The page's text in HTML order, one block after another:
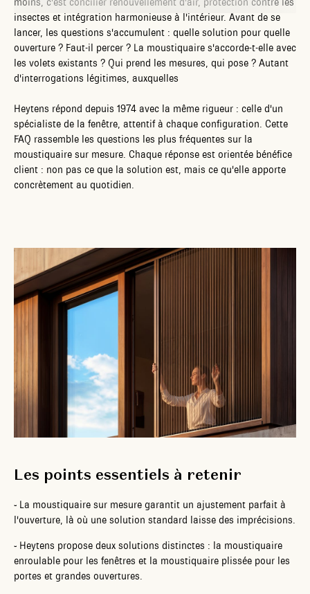
insectes et intégration harmonieuse à l'intérieur. Avant de se
lancer, les questions s'accumulent : quelle solution pour quelle
ouverture ? Faut-il percer ? La moustiquaire s'accorde-t-elle avec
les volets existants ? Qui prend les mesures, qui pose ? Autant
d'interrogations légitimes, auxquelles
Heytens répond depuis 1974 avec la même rigueur : celle d'un
spécialiste de la fenêtre, attentif à chaque configuration. Cette
FAQ rassemble les questions les plus fréquentes sur la
moustiquaire sur mesure. Chaque réponse est orientée bénéfice
client : non pas ce que la solution est, mais ce qu'elle apporte
concrètement au quotidien.
Les points essentiels à retenir
- La moustiquaire sur mesure garantit un ajustement parfait à
l'ouverture, là où une solution standard laisse des imprécisions.
- Heytens propose deux solutions distinctes : la moustiquaire
enroulable pour les fenêtres et la moustiquaire plissée pour les
portes et grandes ouvertures.